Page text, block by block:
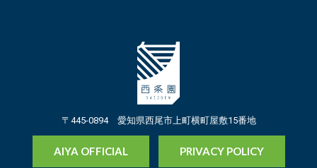
〒445-0894 愛知県西尾市上町横町屋敷15番地
AIYA OFFICIAL PRIVACY POLICY